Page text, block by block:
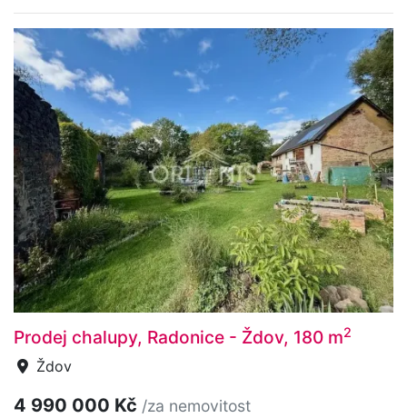
Prodej chalupy, Radonice - Ždov, 180 m2
Ždov
4 990 000 Kč /za nemovitost